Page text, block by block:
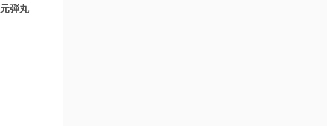
元弾丸